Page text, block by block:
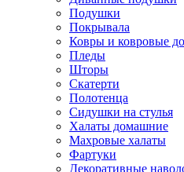
Подушки
Покрывала
Ковры и ковровые
Пледы
Шторы
Скатерти
Полотенца
Сидушки на стулья
Халаты домашние
Махровые халаты
Фартуки
Декоративные